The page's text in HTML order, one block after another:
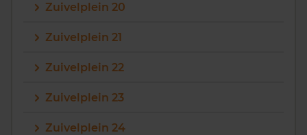
Zuivelplein 20
Zuivelplein 21
Zuivelplein 22
Zuivelplein 23
Zuivelplein 24